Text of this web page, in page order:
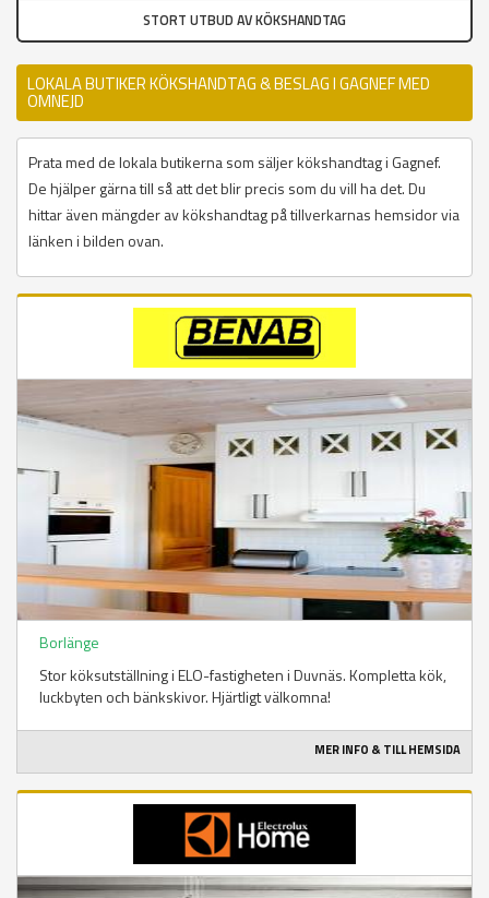
STORT UTBUD AV KÖKSHANDTAG
LOKALA BUTIKER KÖKSHANDTAG & BESLAG I GAGNEF MED
OMNEJD
Prata med de lokala butikerna som säljer kökshandtag i Gagnef.
De hjälper gärna till så att det blir precis som du vill ha det. Du
hittar även mängder av kökshandtag på tillverkarnas hemsidor via
länken i bilden ovan.
Borlänge
Stor köksutställning i ELO-fastigheten i Duvnäs. Kompletta kök,
luckbyten och bänkskivor. Hjärtligt välkomna!
MER INFO & TILL HEMSIDA